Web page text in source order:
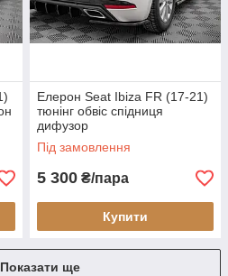
Елерон Seat Ibiza FR (17-21)
тюнінг обвіс спідниця
дифузор
Під замовлення
5 300 ₴/пара
Купити
Показати ще